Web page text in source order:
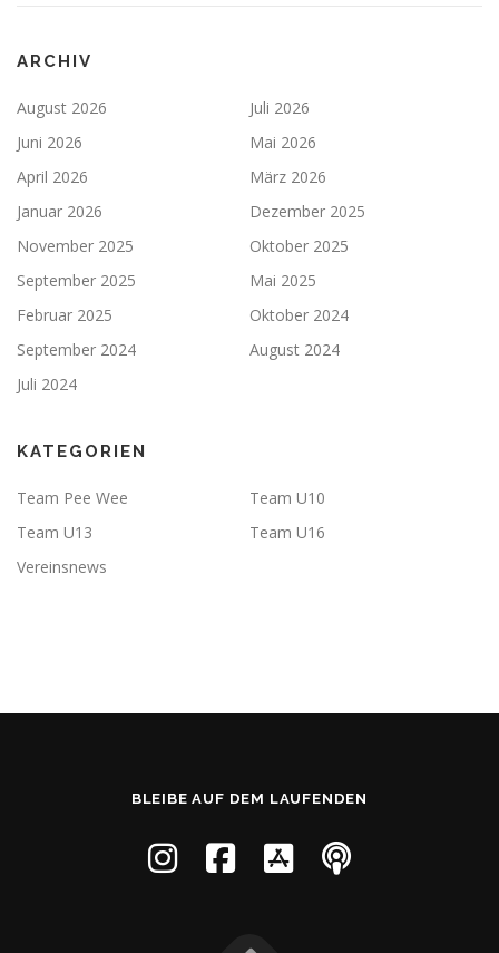
ARCHIV
August 2026
Juli 2026
Juni 2026
Mai 2026
April 2026
März 2026
Januar 2026
Dezember 2025
November 2025
Oktober 2025
September 2025
Mai 2025
Februar 2025
Oktober 2024
September 2024
August 2024
Juli 2024
KATEGORIEN
Team Pee Wee
Team U10
Team U13
Team U16
Vereinsnews
BLEIBE AUF DEM LAUFENDEN